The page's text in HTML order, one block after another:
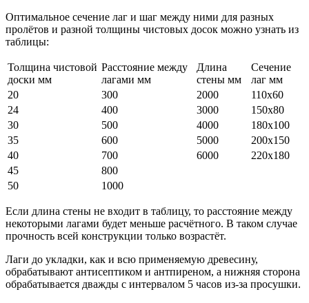
Оптимальное сечение лаг и шаг между ними для разных
пролётов и разной толщины чистовых досок можно узнать из
таблицы:
Толщина чистовой
доски мм
Расстояние между
лагами мм
Длина
стены мм
Сечение
лаг мм
20
300 2000
110х60
24
400 3000
150х80
30
500 4000
180х100
35
600 5000
200х150
40
700 6000
220х180
45
800
50
1000
Если длина стены не входит в таблицу, то расстояние между
некоторыми лагами будет меньше расчётного. В таком случае
прочность всей конструкции только возрастёт.
Лаги до укладки, как и всю применяемую древесину,
обрабатывают антисептиком и антпиреном, а нижняя сторона
обрабатывается дважды с интервалом 5 часов из-за просушки.